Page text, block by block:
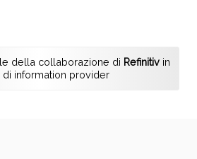
della collaborazione di Refinitiv in
di information provider